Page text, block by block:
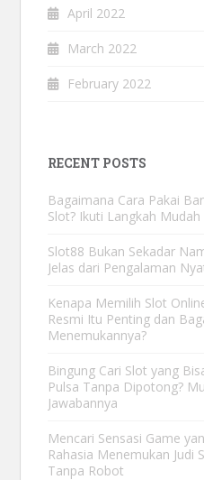
April 2022
March 2022
February 2022
RECENT POSTS
Bagaimana Cara Pakai
Slot? Ikuti Langkah Mudah
Slot88 Bukan Sekadar
Jelas dari Pengalaman
Kenapa Memilih Slot
Resmi Itu Penting dan
Menemukannya?
Bingung Cari Slot yang
Pulsa Tanpa Dipotong?
Jawabannya
Mencari Sensasi Game
Rahasia Menemukan Judi
Tanpa Robot